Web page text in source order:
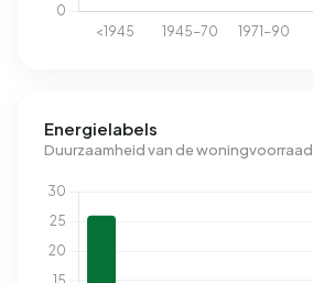
Energielabels
Duurzaamheid van de woningvoorraad